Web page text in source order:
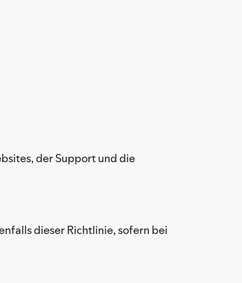
der Support und die
dieser Richtlinie, sofern bei